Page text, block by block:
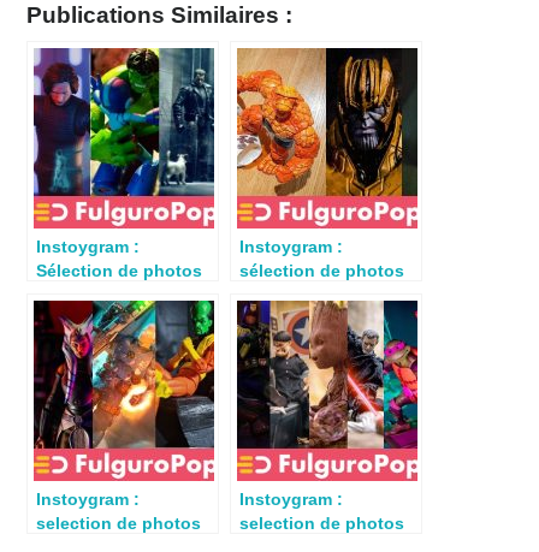
Publications Similaires :
Instoygram :
Sélection de photos
2020
Instoygram :
sélection de photos
2020
Instoygram :
selection de photos
Instoygram :
selection de photos